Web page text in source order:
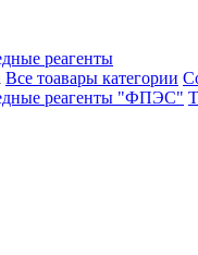
реагенты
Все тоавары категории
реагенты "ФПЭС"